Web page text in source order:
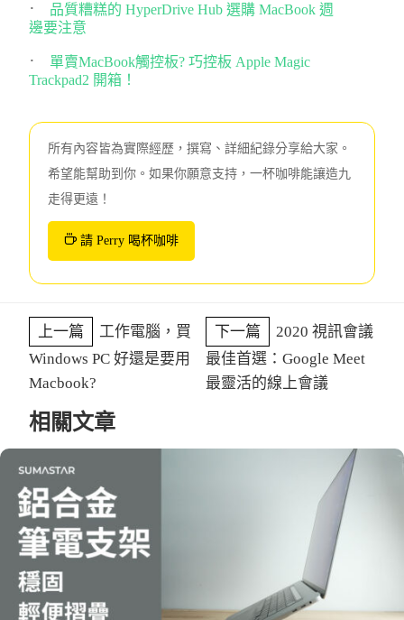
品質糟糕的 HyperDrive Hub 選購 MacBook 週
邊要注意
單賣MacBook觸控板? 巧控板 Apple Magic
Trackpad2 開箱！
所有內容皆為實際經歷，撰寫、詳細紀錄分享給大家。
希望能幫助到你。如果你願意支持，一杯咖啡能讓造九
走得更遠！
請 Perry 喝杯咖啡
上一篇
工作電腦，買
Windows PC 好還是要用
Macbook?
下一篇
2020 視訊會議
最佳首選：Google Meet
最靈活的線上會議
相關文章